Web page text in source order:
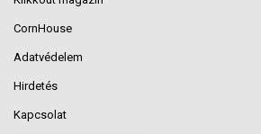
CornHouse
Adatvédelem
Hirdetés
Kapcsolat